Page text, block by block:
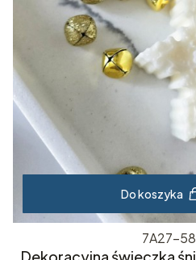
Do koszyka
7A27-
Dekoracyjna świeczka